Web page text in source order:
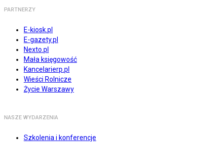
PARTNERZY
E-kiosk.pl
E-gazety.pl
Nexto.pl
Mała księgowość
Kancelarierp.pl
Wieści Rolnicze
Życie Warszawy
NASZE WYDARZENIA
Szkolenia i konferencje